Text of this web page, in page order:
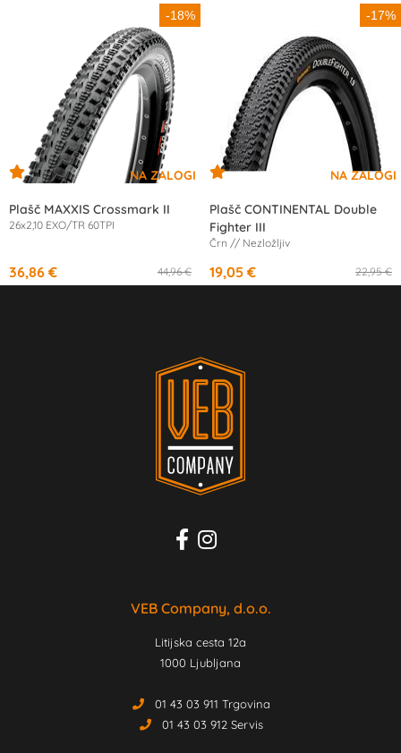
-18%
Plašč MAXXIS Crossmark II
26x2,10 EXO/TR 60TPI
44,96 €
36,86 €
-17%
Plašč CONTINENTAL Double
Fighter III
Črn // Nezložljiv
22,95 €
19,05 €
VEB Company, d.o.o.
Litijska cesta 12a
1000 Ljubljana
01 43 03 911 Trgovina
01 43 03 912 Servis